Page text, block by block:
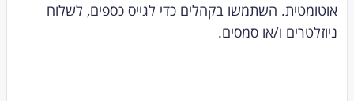
אוטומטית. השתמשו בקהלים כדי לגייס כספים, לשלוח
ניוזלטרים ו/או סמסים.